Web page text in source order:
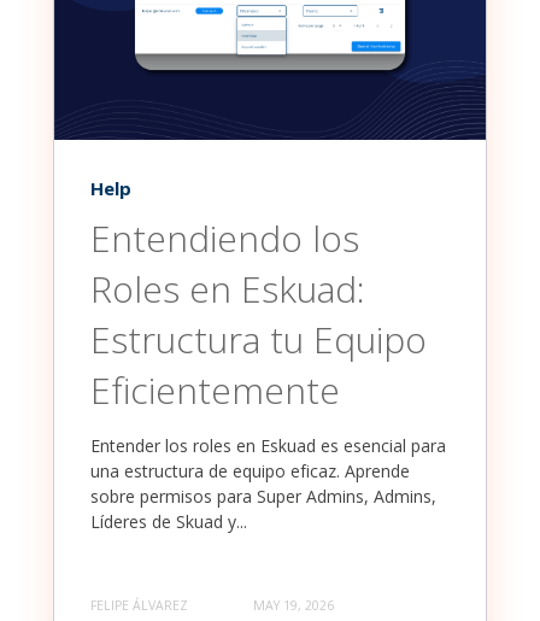
Help
Entendiendo los
Roles en Eskuad:
Estructura tu Equipo
Eficientemente
Entender los roles en Eskuad es esencial para
una estructura de equipo eficaz. Aprende
sobre permisos para Super Admins, Admins,
Líderes de Skuad y...
FELIPE ÁLVAREZ MAY 19, 2026